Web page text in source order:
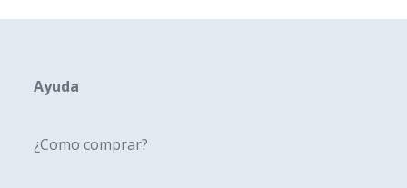
Ayuda
¿Como comprar?